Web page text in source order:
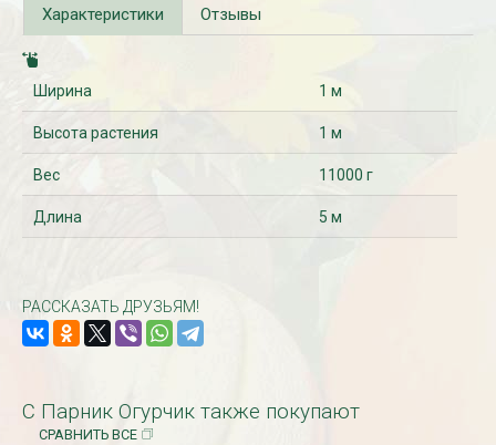
Рассада Незабудка
Рассада
Характеристики Отзывы
Ширина 1 м
Высота растения 1 м
Вес 11000 г
Длина 5 м
РАССКАЗАТЬ ДРУЗЬЯМ!
С Парник Огурчик также покупают
СРАВНИТЬ ВСЕ